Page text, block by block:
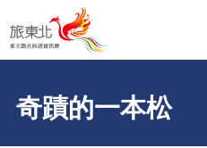
奇蹟的一本松